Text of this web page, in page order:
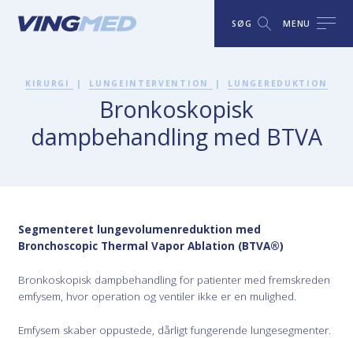
SØG MENU
KIRURGI | LUNGEINTERVENTION | LUNGEREDUKTION
Bronkoskopisk
dampbehandling med BTVA
Segmenteret lungevolumenreduktion med
Bronchoscopic Thermal Vapor Ablation (BTVA®)
Bronkoskopisk dampbehandling for patienter med fremskreden
emfysem, hvor operation og ventiler ikke er en mulighed.
Emfysem skaber oppustede, dårligt fungerende lungesegmenter.